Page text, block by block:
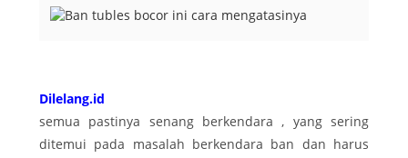
Dilelang.id
semua pastinya senang berkendara , yang sering
ditemui pada masalah berkendara ban dan harus